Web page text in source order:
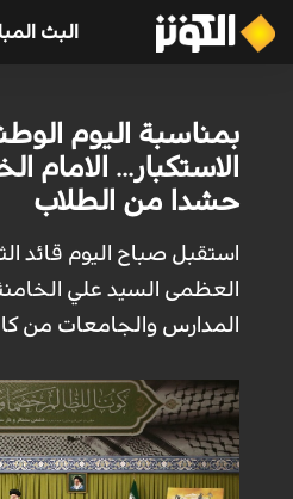
البث
بمناسبة اليوم
الاستكبار... الامام
حشدا من الطلاب
استقبل صباح اليوم قائد
العظمى السيد علي
المدارس والجامعات من